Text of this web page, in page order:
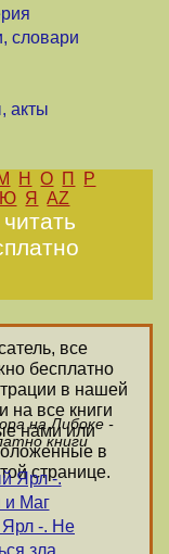
словари
акты
Н О П
Р
Ю Я AZ
все
бесплатно
в нашей
на все книги
нами или
в
странице.
на Либоке -
книги
Ярл -.
и Маг
-. Не
зла